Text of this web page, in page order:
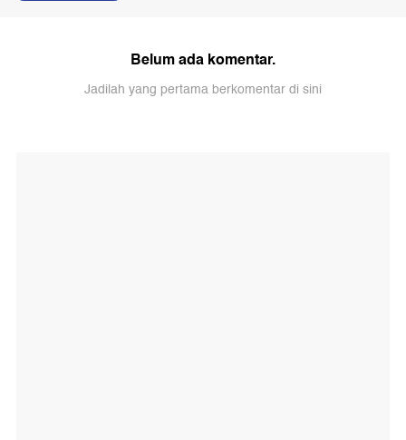
Belum ada komentar.
Jadilah yang pertama berkomentar di sini